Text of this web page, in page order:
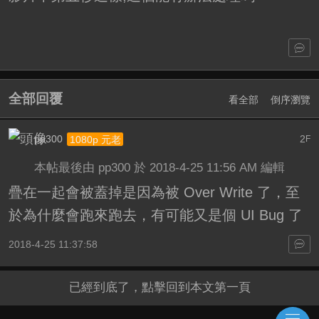
全部回覆 看全部 倒序瀏覽
2 F
pp300 1080p 元老
本帖最後由 pp300 於 2018-4-25 11:56 AM 編輯
疊在一起會被蓋掉是因為被 Over Write 了，至
於為什麼會跑來跑去，有可能又是個 UI Bug 了
2018-4-25 11:37:58
已經到底了，點擊回到本文第一頁